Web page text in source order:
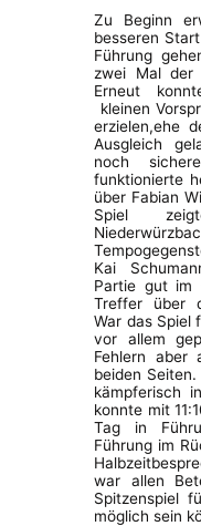
Zu Beginn
besseren
Führung
zwei Mal der
Erneut
kleinen
erzielen,ehe
Ausgleich
noch
funktionierte
über Fabian
Spiel
Kai
Partie gut im
Treffer über
War das Spiel
vor allem
Fehlern aber
beiden
kämpferisch
konnte mit
Tag in
Führung im
war allen
Spitzenspiel
möglich sein